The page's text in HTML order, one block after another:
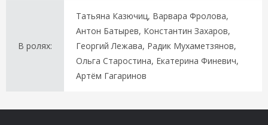
В ролях:
Татьяна Казючиц, Варвара Фролова,
Антон Батырев, Константин Захаров,
Георгий Лежава, Радик Мухаметзянов,
Ольга Старостина, Екатерина Финевич,
Артём Гагаринов